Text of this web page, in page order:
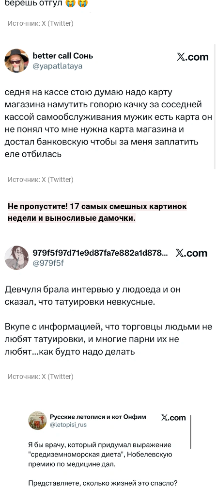
Источник:X (Twitter)
Источник:X (Twitter)
Не пропустите! 17 самых смешных картинок
недели и выносливые дамочки.
Источник:X (Twitter)